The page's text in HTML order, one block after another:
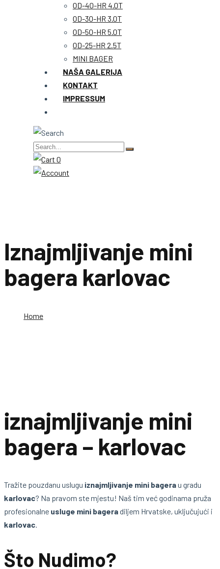
OD-40-HR 4.0T
OD-30-HR 3.0T
OD-50-HR 5.0T
OD-25-HR 2.5T
MINI BAGER
NAŠA GALERIJA
KONTAKT
IMPRESSUM
0
Iznajmljivanje mini
bagera karlovac
Home
iznajmljivanje mini
bagera – karlovac
Tražite pouzdanu uslugu iznajmljivanje mini bagerau gradu
karlovac? Na pravom ste mjestu! Naš tim već godinama pruža
profesionalne usluge mini bageradiljem Hrvatske, uključujući i
karlovac.
Što Nudimo?